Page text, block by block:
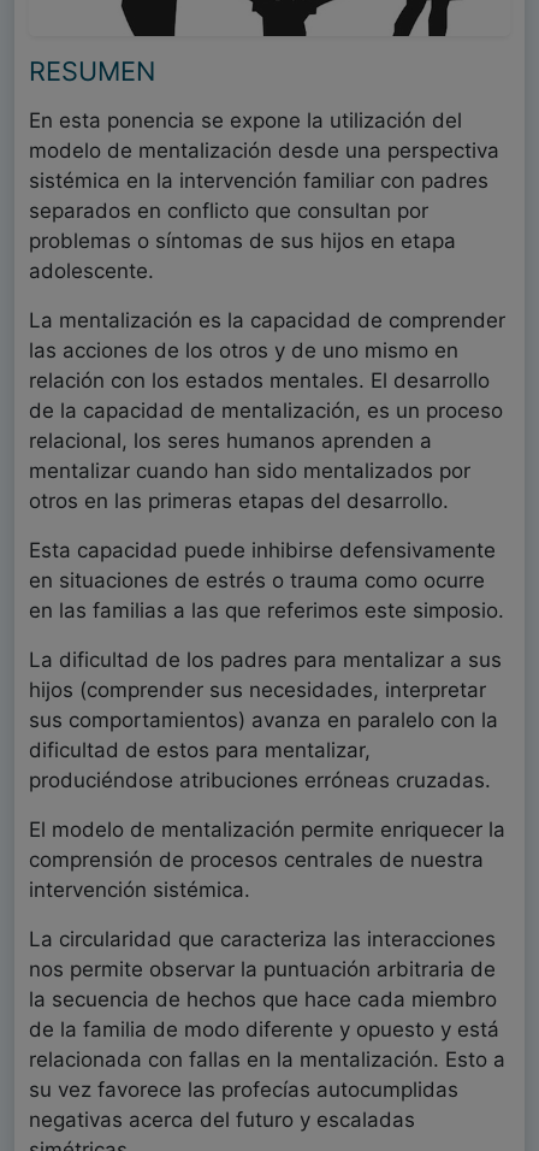
RESUMEN
En esta ponencia se expone la utilización del
modelo de mentalización desde una perspectiva
sistémica en la intervención familiar con padres
separados en conflicto que consultan por
problemas o síntomas de sus hijos en etapa
adolescente.
La mentalización es la capacidad de comprender
las acciones de los otros y de uno mismo en
relación con los estados mentales. El desarrollo
de la capacidad de mentalización, es un proceso
relacional, los seres humanos aprenden a
mentalizar cuando han sido mentalizados por
otros en las primeras etapas del desarrollo.
Esta capacidad puede inhibirse defensivamente
en situaciones de estrés o trauma como ocurre
en las familias a las que referimos este simposio.
La dificultad de los padres para mentalizar a sus
hijos (comprender sus necesidades, interpretar
sus comportamientos) avanza en paralelo con la
dificultad de estos para mentalizar,
produciéndose atribuciones erróneas cruzadas.
El modelo de mentalización permite enriquecer la
comprensión de procesos centrales de nuestra
intervención sistémica.
La circularidad que caracteriza las interacciones
nos permite observar la puntuación arbitraria de
la secuencia de hechos que hace cada miembro
de la familia de modo diferente y opuesto y está
relacionada con fallas en la mentalización. Esto a
su vez favorece las profecías autocumplidas
negativas acerca del futuro y escaladas